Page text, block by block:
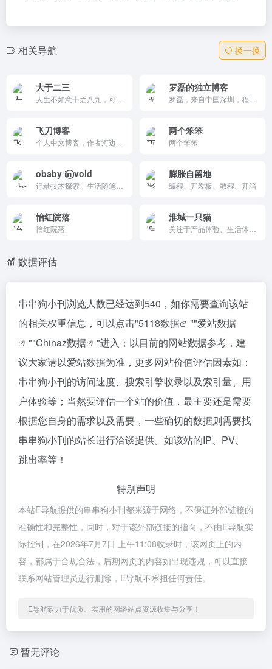
相关导航 换一换
大于二三 罗磊的独立博客
飞刀博客 两个笨笨
两个笨笨
obaby 𝐢‍𝐧⃝ void 膨胀自留地
编程、开发板、教程、开箱
怡红院落
怡红院落
淮城一只猫
数据评估
串串狗小刊浏览人数已经达到540，如你需要查询该站
的相关权重信息，可以点击"5118数据 ""爱站数据
""Chinaz数据
"进入；以目前的网站数据参考，建
议大家请以爱站数据为准，更多网站价值评估因素如：
串串狗小刊的访问速度、搜索引擎收录以及索引量、用
户体验等；当然要评估一个站的价值，最主要还是需要
根据您自身的需求以及需要，一些确切的数据则需要找
串串狗小刊的站长进行洽谈提供。如该站的IP、PV、
跳出率等！
特别声明
本站E导航提供的串串狗小刊都来源于网络，不保证外部链接的
准确性和完整性，同时，对于该外部链接的指向，不由E导航实
际控制，在2026年7月7日 上午11:08收录时，该网页上的内
容，都属于合规合法，后期网页的内容如出现违规，可以直接
联系网站管理员进行删除，E导航不承担任何责任。
E导航致力于优质、实用的网络站点资源收集与分享！
暂无评论